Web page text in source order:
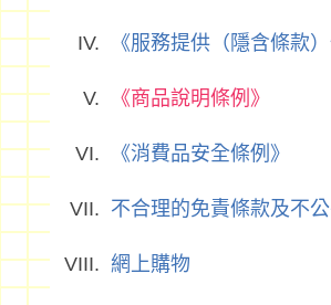
《服務提供（隱含條款）
《商品說明條例》
《消費品安全條例》
不合理的免責條款及不
網上購物